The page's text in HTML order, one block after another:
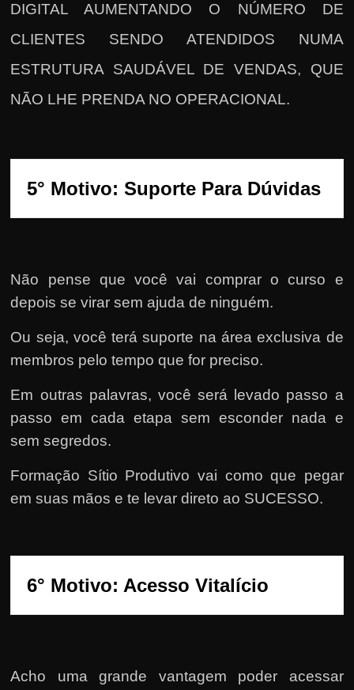
DIGITAL AUMENTANDO O NÚMERO DE
CLIENTES SENDO ATENDIDOS NUMA
ESTRUTURA SAUDÁVEL DE VENDAS, QUE
NÃO LHE PRENDA NO OPERACIONAL.
5° Motivo: Suporte Para Dúvidas
Não pense que você vai comprar o curso e
depois se virar sem ajuda de ninguém.
Ou seja, você terá suporte na área exclusiva de
membros pelo tempo que for preciso.
Em outras palavras, você será levado passo a
passo em cada etapa sem esconder nada e
sem segredos.
Formação Sítio Produtivo vai como que pegar
em suas mãos e te levar direto ao SUCESSO.
6° Motivo: Acesso Vitalício
Acho uma grande vantagem poder acessar